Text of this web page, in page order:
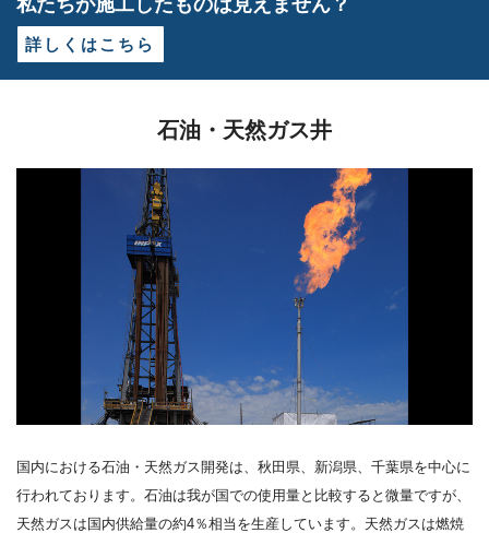
詳しくはこちら
石油・天然ガス井
国内における石油・天然ガス開発は、秋田県、新潟県、千葉県を中心に
行われております。石油は我が国での使用量と比較すると微量ですが、
天然ガスは国内供給量の約4％相当を生産しています。天然ガスは燃焼